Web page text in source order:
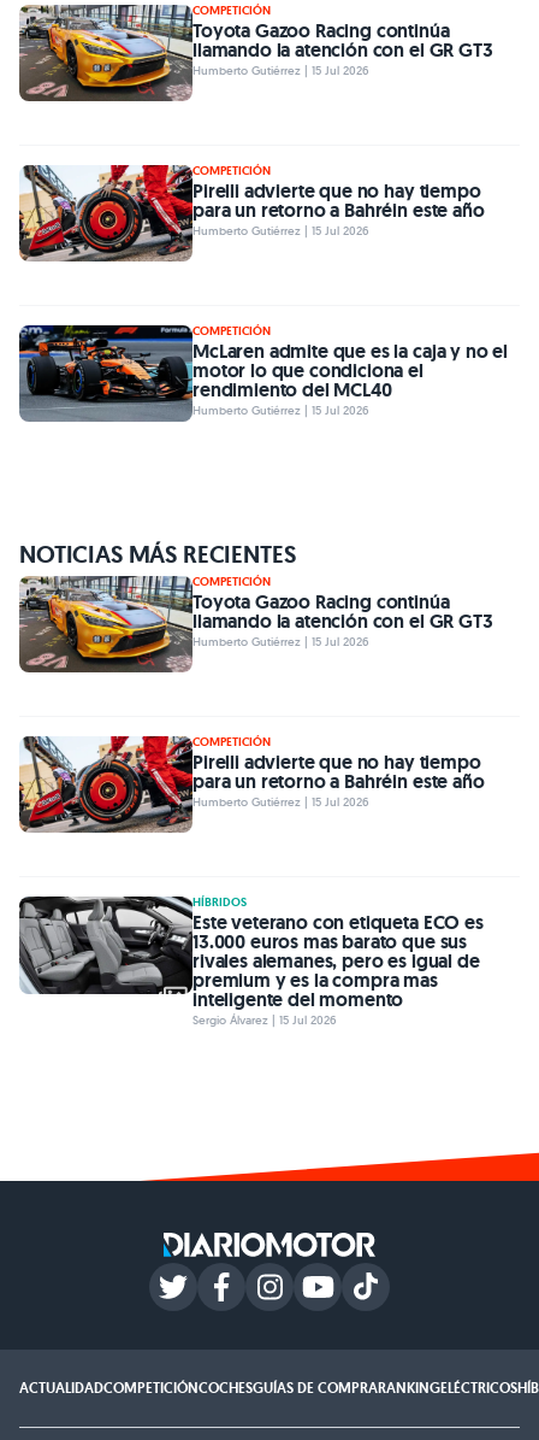
COMPETICIÓN
Toyota Gazoo Racing continúa
llamando la atención con el GR GT3
Humberto Gutiérrez | 15 Jul 2026
COMPETICIÓN
Pirelli advierte que no hay tiempo
para un retorno a Bahréin este año
Humberto Gutiérrez | 15 Jul 2026
COMPETICIÓN
McLaren admite que es la caja y no el
motor lo que condiciona el
rendimiento del MCL40
Humberto Gutiérrez | 15 Jul 2026
NOTICIAS MÁS RECIENTES
COMPETICIÓN
Toyota Gazoo Racing continúa
llamando la atención con el GR GT3
Humberto Gutiérrez | 15 Jul 2026
COMPETICIÓN
Pirelli advierte que no hay tiempo
para un retorno a Bahréin este año
Humberto Gutiérrez | 15 Jul 2026
HÍBRIDOS
Este veterano con etiqueta ECO es
13.000 euros mas barato que sus
rivales alemanes, pero es igual de
premium y es la compra mas
inteligente del momento
Sergio Álvarez | 15 Jul 2026
ACTUALIDADCOMPETICIÓNCOCHESGUÍAS DE COMPRARANKINGELÉCTRICOS